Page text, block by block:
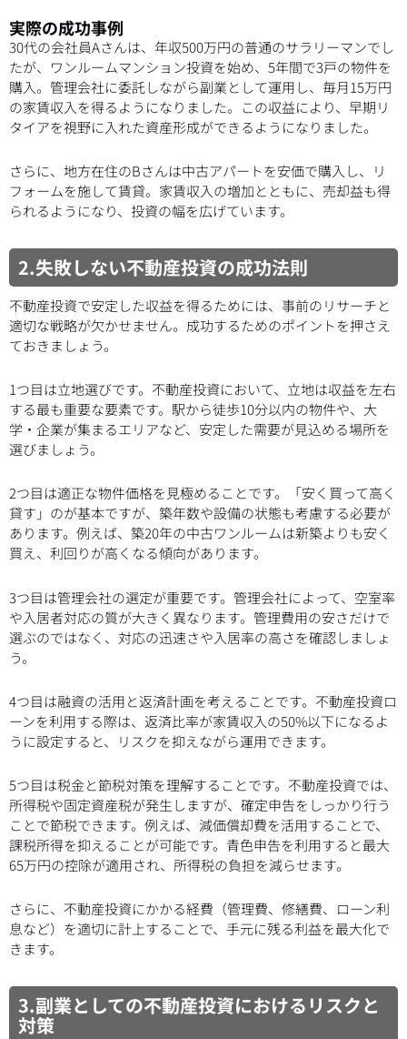
実際の成功事例
30代の会社員Aさんは、年収500万円の普通のサラリーマンでし
たが、ワンルームマンション投資を始め、5年間で3戸の物件を
購入。管理会社に委託しながら副業として運用し、毎月15万円
の家賃収入を得るようになりました。この収益により、早期リ
タイアを視野に入れた資産形成ができるようになりました。
さらに、地方在住のBさんは中古アパートを安価で購入し、リ
フォームを施して賃貸。家賃収入の増加とともに、売却益も得
られるようになり、投資の幅を広げています。
2.失敗しない不動産投資の成功法則
不動産投資で安定した収益を得るためには、事前のリサーチと
適切な戦略が欠かせません。成功するためのポイントを押さえ
ておきましょう。
1つ目は立地選びです。不動産投資において、立地は収益を左右
する最も重要な要素です。駅から徒歩10分以内の物件や、大
学・企業が集まるエリアなど、安定した需要が見込める場所を
選びましょう。
2つ目は適正な物件価格を見極めることです。「安く買って高く
貸す」のが基本ですが、築年数や設備の状態も考慮する必要が
あります。例えば、築20年の中古ワンルームは新築よりも安く
買え、利回りが高くなる傾向があります。
3つ目は管理会社の選定が重要です。管理会社によって、空室率
や入居者対応の質が大きく異なります。管理費用の安さだけで
選ぶのではなく、対応の迅速さや入居率の高さを確認しましょ
う。
4つ目は融資の活用と返済計画を考えることです。不動産投資ロ
ーンを利用する際は、返済比率が家賃収入の50%以下になるよ
うに設定すると、リスクを抑えながら運用できます。
5つ目は税金と節税対策を理解することです。不動産投資では、
所得税や固定資産税が発生しますが、確定申告をしっかり行う
ことで節税できます。例えば、減価償却費を活用することで、
課税所得を抑えることが可能です。青色申告を利用すると最大
65万円の控除が適用され、所得税の負担を減らせます。
さらに、不動産投資にかかる経費（管理費、修繕費、ローン利
息など）を適切に計上することで、手元に残る利益を最大化で
きます。
3.副業としての不動産投資におけるリスクと
対策